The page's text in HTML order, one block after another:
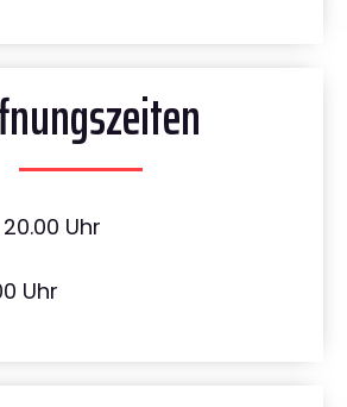
Uhr
Uhr